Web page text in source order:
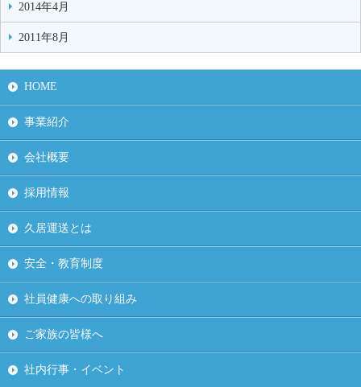
2014年4月
2011年8月
HOME
事業紹介
会社概要
採用情報
久居運送とは
安全・教育制度
社員健康への取り組み
ご家族の皆様へ
社内行事・イベント